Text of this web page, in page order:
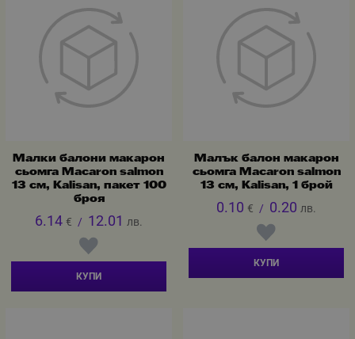
Малки балони макарон
сьомга Macaron salmon
13 см, Kalisan, пакет 100
броя
6.14 € / 12.01 лв.
КУПИ
Малък балон макарон
сьомга Macaron salmon
13 см, Kalisan, 1 брой
0.10 € / 0.20 лв.
КУПИ